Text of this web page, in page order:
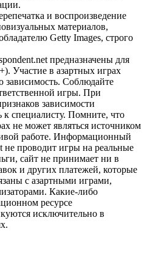
и воспроизведение
материалов,
Getty Images, строго
предназначены для
Участие в азартных играх
зависимость. Соблюдайте
игры. При
зависимости
к специалисту. Помните, что
не может являться источником
работе. Информационный
не проводит игры на реальные
сайт не принимает ни в
и других платежей, которые
с азартными играми,
Какие-либо
ресурсе
исключительно в